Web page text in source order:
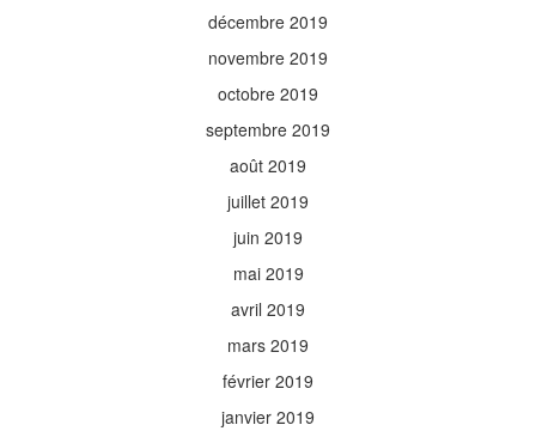
décembre 2019
novembre 2019
octobre 2019
septembre 2019
août 2019
juillet 2019
juin 2019
mai 2019
avril 2019
mars 2019
février 2019
janvier 2019